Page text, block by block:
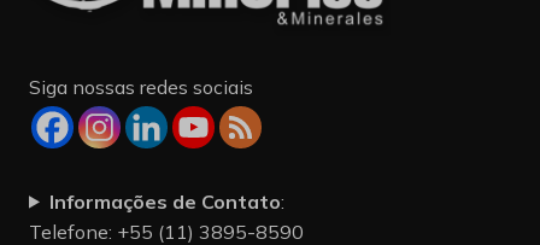
Siga nossas redes sociais
Informações de Contato:
Telefone: +55 (11) 3895-8590